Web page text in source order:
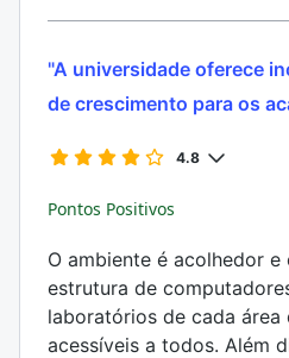
"A universidade oferece
de crescimento para os
4.8
Pontos Positivos
O ambiente é acolhedor
estrutura de
laboratórios de cada área
acessíveis a todos. Além